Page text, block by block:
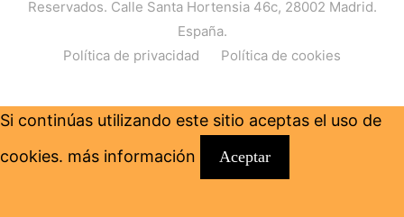
Reservados. Calle Santa Hortensia 46c, 28002 Madrid.
España.
Política de privacidad
Política de cookies
Si continúas utilizando este sitio aceptas el uso de
cookies. más información Aceptar